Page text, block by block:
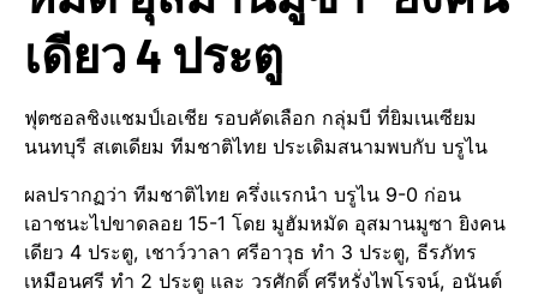
เดียว 4 ประตู
ฟุตซอลชิงแชมป์เอเชีย รอบคัดเลือก กลุ่มบี ที่ยิมเนเซียม
นนทบุรี สเตเดียม ทีมชาติไทย ประเดิมสนามพบกับ บรูไน
ผลปรากฏว่า ทีมชาติไทย ครึ่งแรกนำ บรูไน 9-0 ก่อน
เอาชนะไปขาดลอย 15-1 โดย มูฮัมหมัด อุสมานมูซา ยิงคน
เดียว 4 ประตู, เชาว์วาลา ศรีอาวุธ ทำ 3 ประตู, ธีรภัทร
เหมือนศรี ทำ 2 ประตู และ วรศักดิ์ ศรีหรั่งไพโรจน์, อนันต์